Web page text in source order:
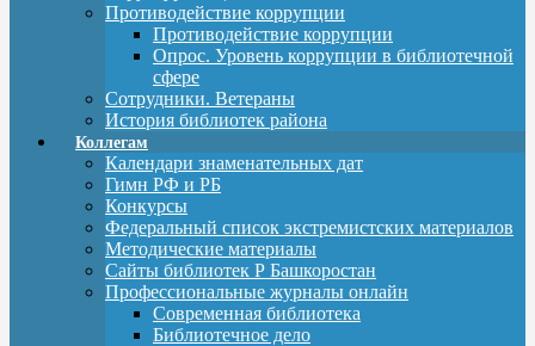
Противодействие коррупции
Противодействие коррупции
Опрос. Уровень коррупции в библиотечной
сфере
Сотрудники. Ветераны
История библиотек района
Коллегам
Календари знаменательных дат
Гимн РФ и РБ
Конкурсы
Федеральный список экстремистских материалов
Методические материалы
Сайты библиотек Р Башкоростан
Профессиональные журналы онлайн
Современная библиотека
Библиотечное дело